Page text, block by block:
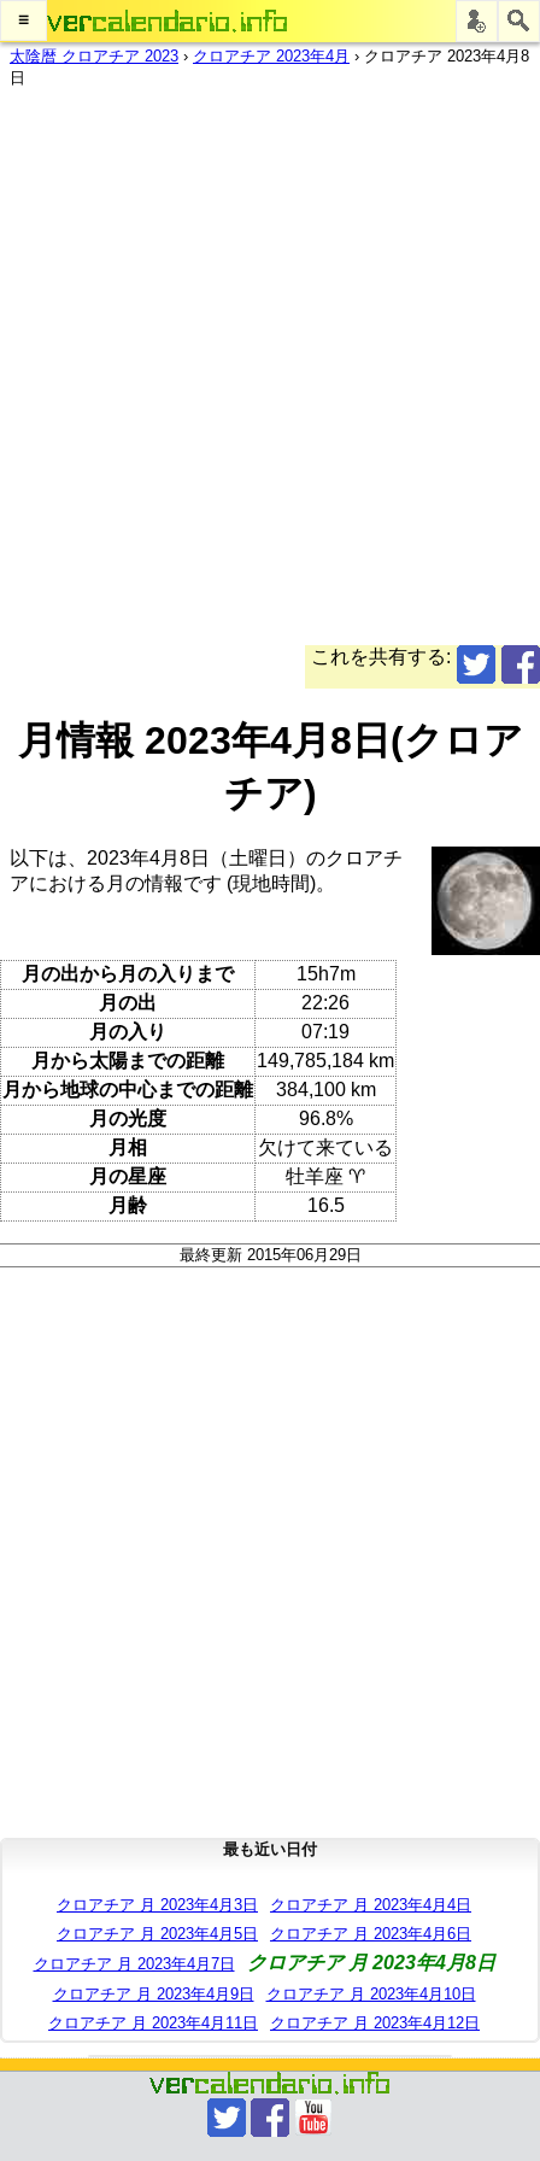
≡
太陰暦 クロアチア 2023 › クロアチア 2023年4月 › クロアチア 2023年4月8
日
これを共有する:
月情報 2023年4月8日(クロア
チア)
以下は、2023年4月8日（土曜日）のクロアチ
アにおける月の情報です (現地時間)。
月の出から月の入りまで
15h7m
月の出
22:26
月の入り
07:19
月から太陽までの距離
149,785,184 km
月から地球の中心までの距離
384,100 km
月の光度
96.8%
月相
欠けて来ている
月の星座
牡羊座 ♈
月齢
16.5
最終更新 2015年06月29日
最も近い日付
クロアチア 月 2023年4月3日
クロアチア 月 2023年4月4日
クロアチア 月 2023年4月5日
クロアチア 月 2023年4月6日
クロアチア 月 2023年4月7日
クロアチア 月 2023年4月8日
クロアチア 月 2023年4月9日
クロアチア 月 2023年4月10日
クロアチア 月 2023年4月11日
クロアチア 月 2023年4月12日